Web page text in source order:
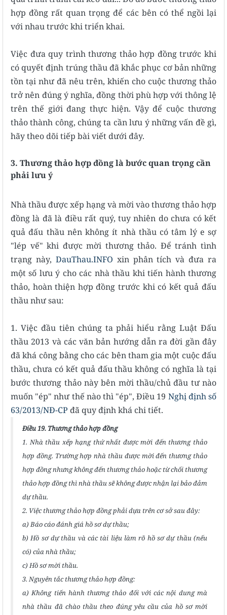
hợp đồng rất quan trọng để các bên có thể ngồi lại
với nhau trước khi triển khai.
Việc đưa quy trình thương thảo hợp đồng trước khi
có quyết định trúng thầu đã khắc phục cơ bản những
tồn tại như đã nêu trên, khiến cho cuộc thương thảo
trở nên đúng ý nghĩa, đồng thời phù hợp với thông lệ
trên thế giới đang thực hiện. Vậy để cuộc thương
thảo thành công, chúng ta cần lưu ý những vấn đề gì,
hãy theo dõi tiếp bài viết dưới đây.
3. Thương thảo hợp đồng là bước quan trọng cần
phải lưu ý
Nhà thầu được xếp hạng và mời vào thương thảo hợp
đồng là đã là điều rất quý, tuy nhiên do chưa có kết
quả đấu thầu nên không ít nhà thầu có tâm lý e sợ
"lép vế" khi được mời thương thảo. Để tránh tình
trạng này, DauThau.INFO xin phân tích và đưa ra
một số lưu ý cho các nhà thầu khi tiến hành thương
thảo, hoàn thiện hợp đồng trước khi có kết quả đấu
thầu như sau:
1. Việc đầu tiên chúng ta phải hiểu rằng Luật Đấu
thầu 2013 và các văn bản hướng dẫn ra đời gần đây
đã khá công bằng cho các bên tham gia một cuộc đấu
thầu, chưa có kết quả đấu thầu không có nghĩa là tại
bước thương thảo này bên mời thầu/chủ đầu tư nào
muốn "ép" như thế nào thì "ép", Điều 19 Nghị định số
63/2013/NĐ-CP đã quy định khá chi tiết.
Điều 19. Thương thảo hợpđồng
1. Nhà thầu xếp hạng thứ nhất được mời đến thương thảo
hợp đồng. Trường hợp nhà thầu được mời đến thương thảo
hợp đồng nhưng không đến thương thảo hoặc từ chối thương
thảo hợp đồng thì nhà thầu sẽ không được nhận lại bảo đảm
dự thầu.
2. Việc thương thảo hợp đồng phải dựa trên cơ sở sau đây:
a) Báo cáo đánh giá hồ sơ dự thầu;
b) Hồ sơ dự thầu và các tài liệu làm rõ hồ sơ dự thầu (nếu
có) của nhà thầu;
c) Hồ sơ mời thầu.
3. Nguyên tắc thương thảo hợp đồng:
a) Không tiến hành thương thảo đối với các nội dung mà
nhà thầu đã chào thầu theo đúng yêu cầu của hồ sơ mời